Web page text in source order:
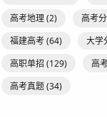
高考地理(2) 高考
福建高考(64) 大学
高职单招 (129) 高
高考真题(34)